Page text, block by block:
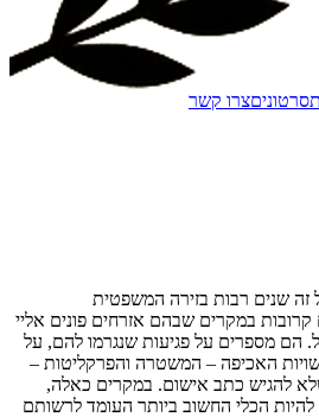
סרטוניםצרו קשר
זה שנים רבות בזירה המשפטית
במקרים שבהם אזרחים פונים אליי
הם מספרים על פגיעות שנגרמו להם, על
האכיפה – המשטרה והפרקליטות –
להגיש כתב אישום. במקרים כאלה,
הכלי החשוב ביותר העומד לרשותם